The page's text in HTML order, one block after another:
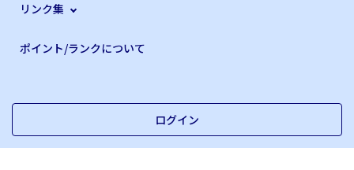
リンク集
ポイント/ランクについて
ログイン